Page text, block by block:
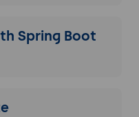
Spring Boot